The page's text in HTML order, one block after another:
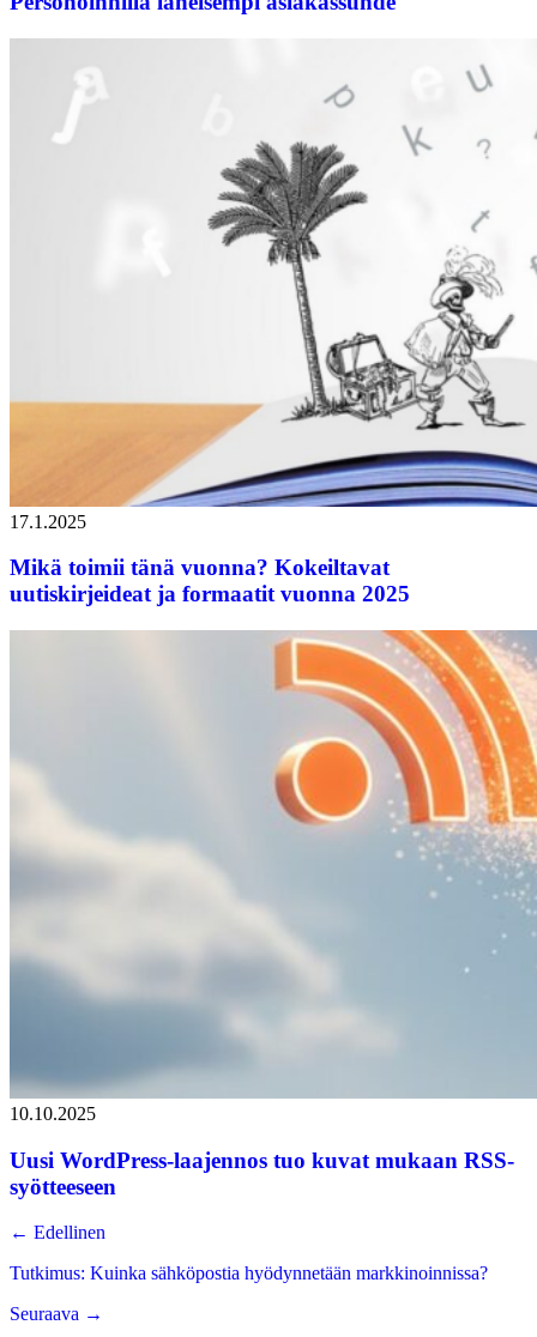
17.1.2025
Mikä toimii tänä vuonna? Kokeiltavat
uutiskirjeideat ja formaatit vuonna 2025
10.10.2025
Uusi WordPress-laajennos tuo kuvat mukaan RSS-
syötteeseen
← Edellinen
Tutkimus: Kuinka sähköpostia hyödynnetään markkinoinnissa?
Seuraava →